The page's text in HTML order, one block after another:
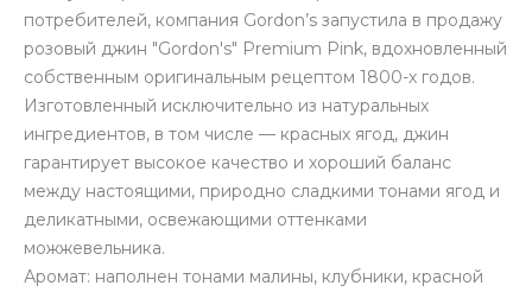
потребителей, компания Gordon’s запустила в продажу
розовый джин "Gordon's" Premium Pink, вдохновленный
собственным оригинальным рецептом 1800-х годов.
Изготовленный исключительно из натуральных
ингредиентов, в том числе — красных ягод, джин
гарантирует высокое качество и хороший баланс
между настоящими, природно сладкими тонами ягод и
деликатными, освежающими оттенками
можжевельника.
Аромат: наполнен тонами малины, клубники, красной